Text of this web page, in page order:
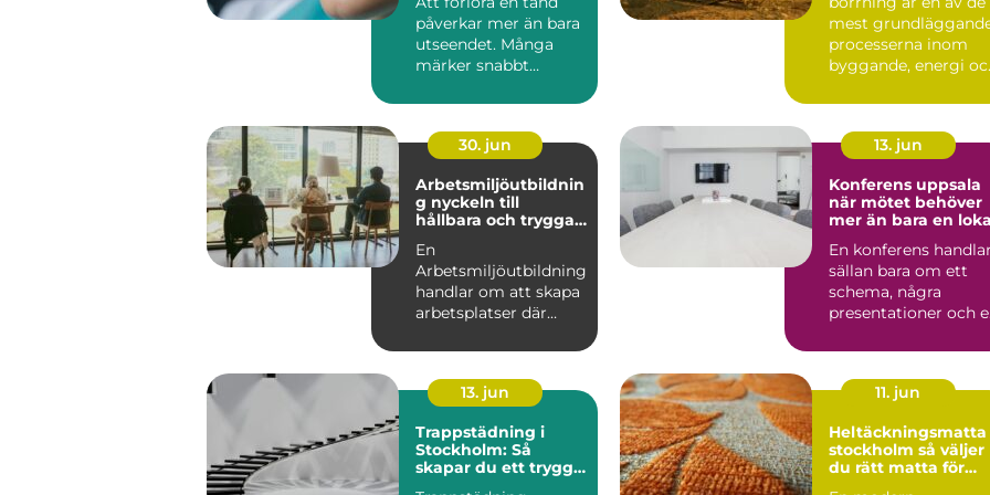
påverkar mer än bara
utseendet. Många
märker snabbt
tuggar, hu...
mest
processerna inom
byggande, energi
vä...
30. jun
Arbetsmiljöutbildnin
g nyckeln till
hållbara och trygga
En
Arbetsmiljöutbildning
handlar om att skapa
arbetsplatser där
prestera bra utan att
13. jun
Konferens uppsala
när mötet behöver
mer än bara en
En konferens handlar
sällan bara om ett
schema, några
presentationer och
För...
13. jun
Trappstädning i
Stockholm: Så
skapar du ett tryggt
11. jun
Heltäckningsmatta
stockholm så väljer
du rätt matta för